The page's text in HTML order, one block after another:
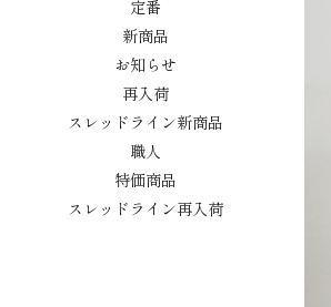
定番
新商品
お知らせ
再入荷
スレッドライン新商品
職人
特価商品
スレッドライン再入荷